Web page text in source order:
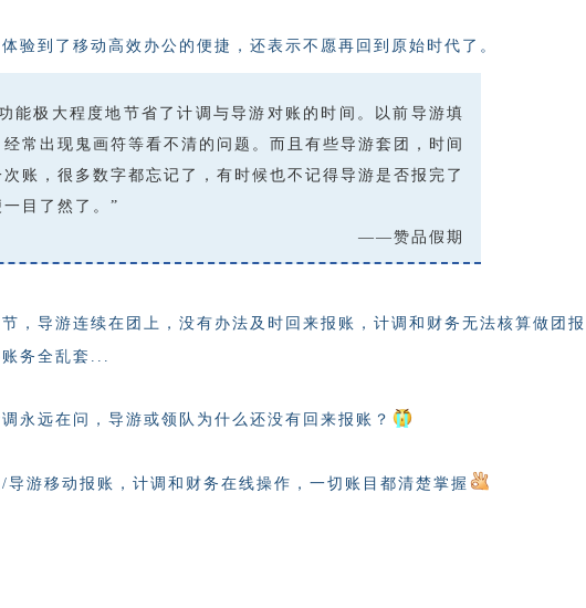
验到了移动高效办公的便捷，还表示不愿再回到原始时代了。
能极大程度地节省了计调与导游对账的时间。 以前 导游填
常出现鬼画符等看不 清的问题。而且有些导游套团，时间
账，很多数字都忘记了，有时候 也不记得导游是否报完了
目了然了。 ”
——赞品假期
，导游连续在团上，没有办法及时回来报账，计调和财务无法核算做团
务全乱套...
永远在问，导游或领队为什么还没有回来报账？
导游移动报账，计调和财务在线操作，一切账目都清楚掌握